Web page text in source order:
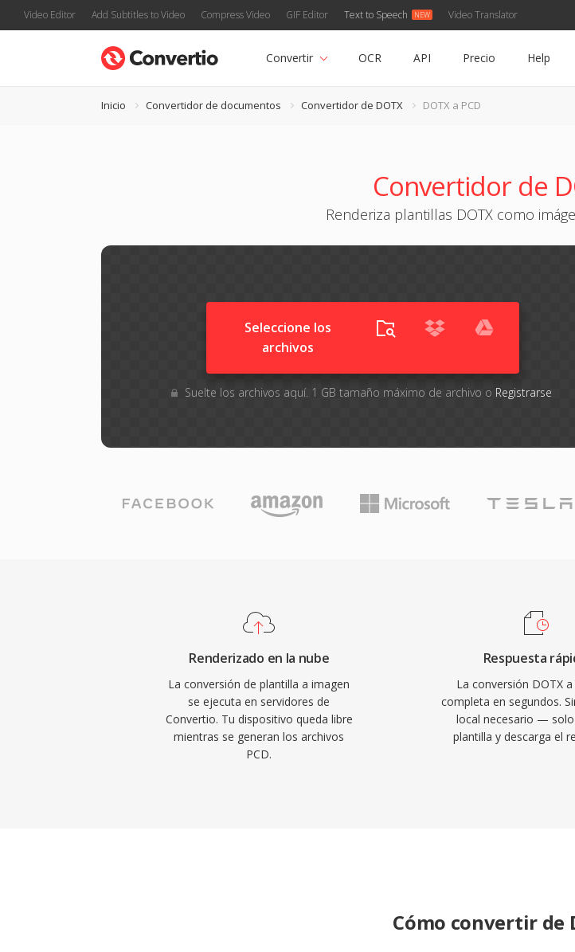
Video Editor Add Subtitles to Video Compress Video GIF Editor Text to Speech Video Translator
Convertir OCR API Precio Help
Inicio Convertidor de documentos Convertidor de DOTX DOTX a PCD
Convertidor de
Renderiza plantillas DOTX como
Seleccione los
archivos
Suelte los archivos aquí. 1 GB tamaño máximo de archivo o Registrarse
Renderizado en la nube
La conversión de plantilla a imagen
se ejecuta en servidores de
Convertio. Tu dispositivo queda libre
mientras se generan los archivos
PCD.
Respuesta
La conversión DOTX a
completa en segundos.
local necesario — solo
plantilla y descarga el
Cómo convertir de